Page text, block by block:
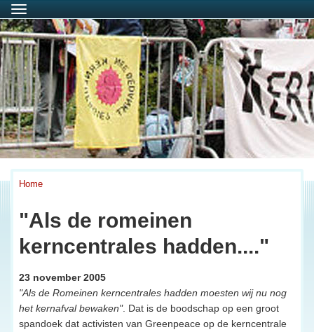
Menu
Home
"Als de romeinen
kerncentrales hadden...."
23 november 2005
"Als de Romeinen kerncentrales hadden moesten wij nu nog
het kernafval bewaken". Dat is de boodschap op een groot
spandoek dat activisten van Greenpeace op de kerncentrale